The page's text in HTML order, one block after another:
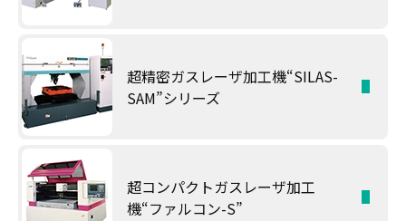
超精密ガスレーザ加工機“SILAS-
SAM”シリーズ
超コンパクトガスレーザ加工
機“ファルコン-S”